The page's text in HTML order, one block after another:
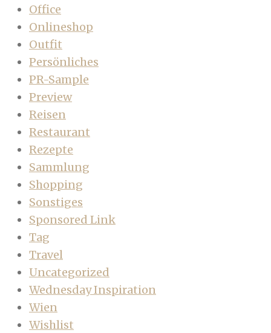
Office
Onlineshop
Outfit
Persönliches
PR-Sample
Preview
Reisen
Restaurant
Rezepte
Sammlung
Shopping
Sonstiges
Sponsored Link
Tag
Travel
Uncategorized
Wednesday Inspiration
Wien
Wishlist